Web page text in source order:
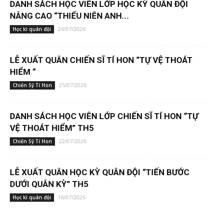
DANH SÁCH HỌC VIÊN LỚP HỌC KỲ QUÂN ĐỘI
NÂNG CAO “THIẾU NIÊN ANH...
Học kì quân đội 26/07/2026
LỄ XUẤT QUÂN CHIẾN SĨ TÍ HON “TỰ VỆ THOÁT
HIỂM “
Chiến Sỹ Tí Hon 25/07/2026
DANH SÁCH HỌC VIÊN LỚP CHIẾN SĨ TÍ HON “TỰ
VỆ THOÁT HIỂM” TH5
Chiến Sỹ Tí Hon 22/07/2026
LỄ XUẤT QUÂN HỌC KỲ QUÂN ĐỘI “TIẾN BƯỚC
DƯỚI QUÂN KỲ” TH5
Học kì quân đội 16/07/2026